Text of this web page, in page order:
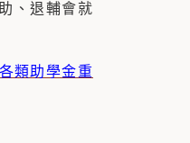
、退輔會就
類助學金重